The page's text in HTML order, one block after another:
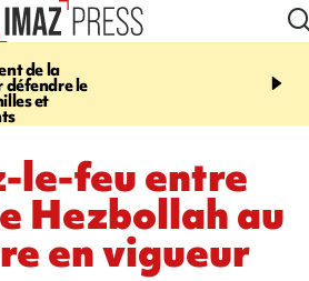
de la
défendre le
et
10:44
dragons paradent
le-feu entre
Hezbollah au
en vigueur